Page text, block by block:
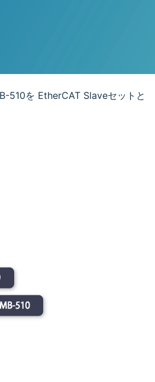
510を EtherCAT Slaveセットと